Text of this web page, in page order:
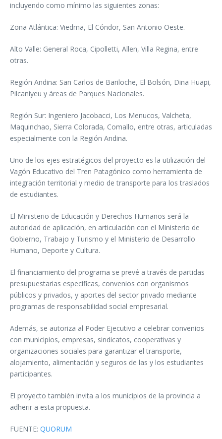
incluyendo como mínimo las siguientes zonas:
Zona Atlántica: Viedma, El Cóndor, San Antonio Oeste.
Alto Valle: General Roca, Cipolletti, Allen, Villa Regina, entre
otras.
Región Andina: San Carlos de Bariloche, El Bolsón, Dina Huapi,
Pilcaniyeu y áreas de Parques Nacionales.
Región Sur: Ingeniero Jacobacci, Los Menucos, Valcheta,
Maquinchao, Sierra Colorada, Comallo, entre otras, articuladas
especialmente con la Región Andina.
Uno de los ejes estratégicos del proyecto es la utilización del
Vagón Educativo del Tren Patagónico como herramienta de
integración territorial y medio de transporte para los traslados
de estudiantes.
El Ministerio de Educación y Derechos Humanos será la
autoridad de aplicación, en articulación con el Ministerio de
Gobierno, Trabajo y Turismo y el Ministerio de Desarrollo
Humano, Deporte y Cultura.
El financiamiento del programa se prevé a través de partidas
presupuestarias específicas, convenios con organismos
públicos y privados, y aportes del sector privado mediante
programas de responsabilidad social empresarial.
Además, se autoriza al Poder Ejecutivo a celebrar convenios
con municipios, empresas, sindicatos, cooperativas y
organizaciones sociales para garantizar el transporte,
alojamiento, alimentación y seguros de las y los estudiantes
participantes.
El proyecto también invita a los municipios de la provincia a
adherir a esta propuesta.
FUENTE: QUORUM